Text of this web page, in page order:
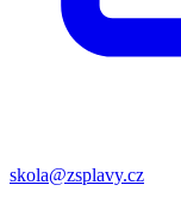
skola@zsplavy.cz